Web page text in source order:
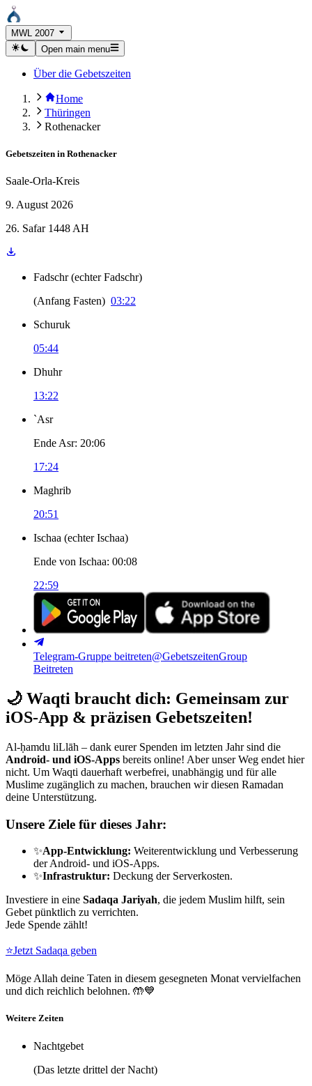
MWL 2007
Open main menu
Über die Gebetszeiten
Home
Thüringen
Rothenacker
Gebetszeiten in Rothenacker
Saale-Orla-Kreis
9. August 2026
26. Safar 1448 AH
Fadschr (echter Fadschr)
(Anfang Fasten) 03:22
Schuruk
05:44
Dhuhr
13:22
`Asr
Ende Asr: 20:06
17:24
Maghrib
20:51
Ischaa (echter Ischaa)
Ende von Ischaa: 00:08
22:59
Telegram-Gruppe beitreten@GebetszeitenGroup
Beitreten
🌙 Waqti braucht dich: Gemeinsam zur
iOS-App & präzisen Gebetszeiten!
Al-ḥamdu liLlāh – dank eurer Spenden im letzten Jahr sind die
Android- und iOS-Apps bereits online! Aber unser Weg endet hier
nicht. Um Waqti dauerhaft werbefrei, unabhängig und für alle
Muslime zugänglich zu machen, brauchen wir diesen Ramadan
deine Unterstützung.
Unsere Ziele für dieses Jahr:
✨App-Entwicklung: Weiterentwicklung und Verbesserung
der Android- und iOS-Apps.
✨Infrastruktur: Deckung der Serverkosten.
Investiere in eine Sadaqa Jariyah, die jedem Muslim hilft, sein
Gebet pünktlich zu verrichten.
Jede Spende zählt!
⭐Jetzt Sadaqa geben
Möge Allah deine Taten in diesem gesegneten Monat vervielfachen
und dich reichlich belohnen. 🤲💙
Weitere Zeiten
Nachtgebet
(Das letzte drittel der Nacht)